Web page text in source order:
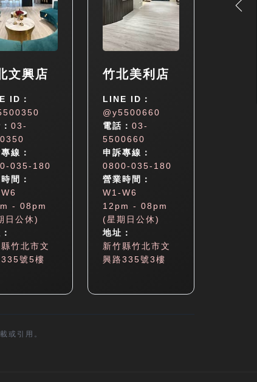
文興店
ID：
03-
線：
035-180
間：
- 08pm
日公休)
竹北市文
號5樓
竹北美利店
LINE ID：
@y5500660
電話：03-
5500660
申訴專線：
0800-035-180
營業時間：
W1-W6
12pm - 08pm
(星期日公休)
地址：
新竹縣竹北市文
興路335號3樓
或引用。